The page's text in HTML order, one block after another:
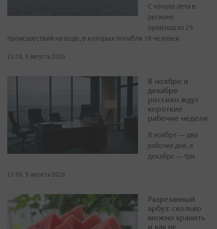
С начала лета в
регионе
произошло 25
происшествий на воде, в которых погибли 18 человек
22:18, 9 августа 2026
В ноябре и
декабре
россиян ждут
короткие
рабочие недели
В ноябре — два
рабочих дня, в
декабре — три
21:09, 9 августа 2026
Разрезанный
арбуз: сколько
можно хранить
и как не